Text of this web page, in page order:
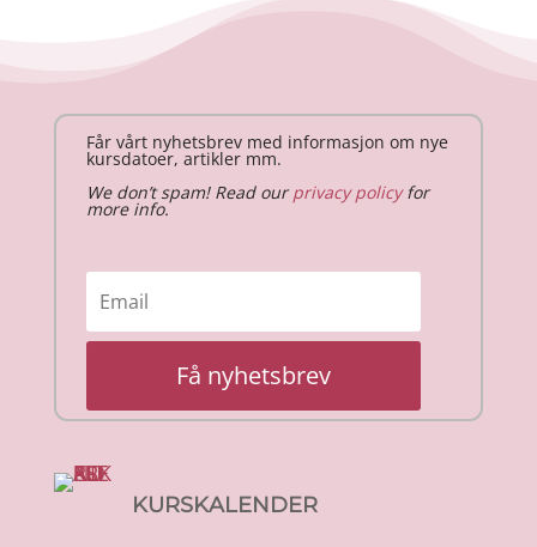
Får vårt nyhetsbrev med informasjon om nye
kursdatoer, artikler mm.
We don’t spam! Read ourprivacy policyfor
more info.
Få nyhetsbrev
KURSKALENDER